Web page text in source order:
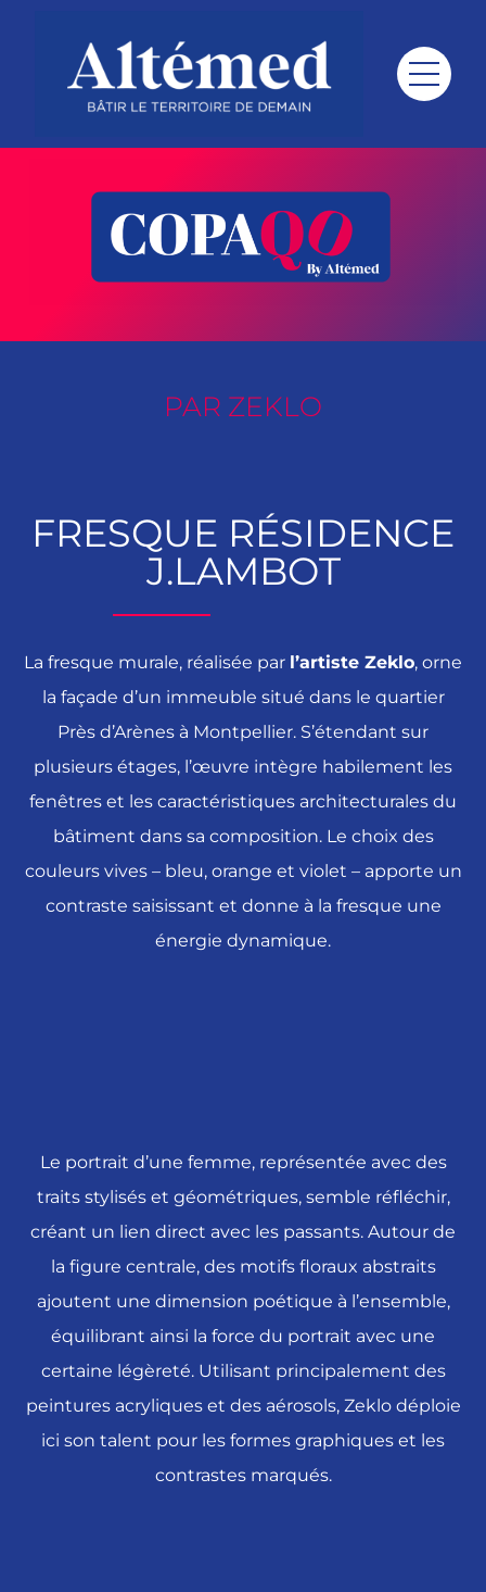
PAR ZEKLO
FRESQUE RÉSIDENCE
J.LAMBOT
La fresque murale, réalisée par l’artiste Zeklo, orne
la façade d’un immeuble situé dans le quartier
Près d’Arènes à Montpellier. S’étendant sur
plusieurs étages, l’œuvre intègre habilement les
fenêtres et les caractéristiques architecturales du
bâtiment dans sa composition. Le choix des
couleurs vives – bleu, orange et violet – apporte un
contraste saisissant et donne à la fresque une
énergie dynamique.
Le portrait d’une femme, représentée avec des
traits stylisés et géométriques, semble réfléchir,
créant un lien direct avec les passants. Autour de
la figure centrale, des motifs floraux abstraits
ajoutent une dimension poétique à l’ensemble,
équilibrant ainsi la force du portrait avec une
certaine légèreté. Utilisant principalement des
peintures acryliques et des aérosols, Zeklo déploie
ici son talent pour les formes graphiques et les
contrastes marqués.